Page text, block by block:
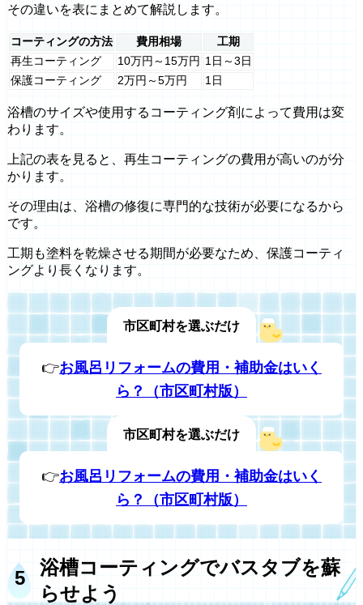
その違いを表にまとめて解説します。
コーティングの方法 費用相場
工期
再生コーティング
10万円～15万円 1日～3日
保護コーティング
2万円～5万円 1日
浴槽のサイズや使用するコーティング剤によって費用は変
わります。
上記の表を見ると、再生コーティングの費用が高いのが分
かります。
その理由は、浴槽の修復に専門的な技術が必要になるから
です。
工期も塗料を乾燥させる期間が必要なため、保護コーティ
ングより長くなります。
市区町村を選ぶだけ
👉お風呂リフォームの費用・補助金はいく
ら？（市区町村版）
市区町村を選ぶだけ
👉お風呂リフォームの費用・補助金はいく
ら？（市区町村版）
浴槽コーティングでバスタブを蘇
らせよう